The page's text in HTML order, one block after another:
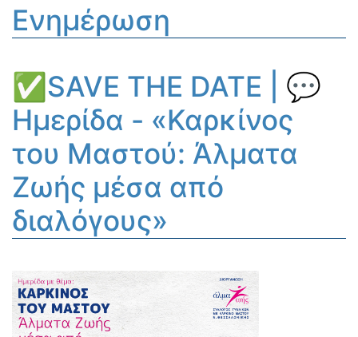
Ενημέρωση
✅SAVE THE DATE | 💬
Ημερίδα - «Καρκίνος
του Μαστού: Άλματα
Ζωής μέσα από
διαλόγους»